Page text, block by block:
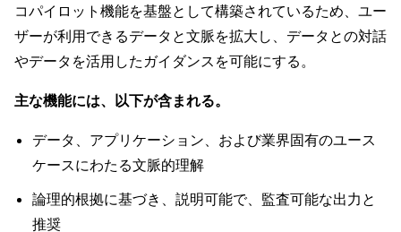
コパイロット機能を基盤として構築されているため、ユー
ザーが利用できるデータと文脈を拡大し、データとの対話
やデータを活用したガイダンスを可能にする。
主な機能には、以下が含まれる。
データ、アプリケーション、および業界固有のユース
ケースにわたる文脈的理解
論理的根拠に基づき、説明可能で、監査可能な出力と
推奨